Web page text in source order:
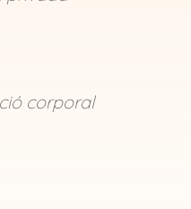
corporal